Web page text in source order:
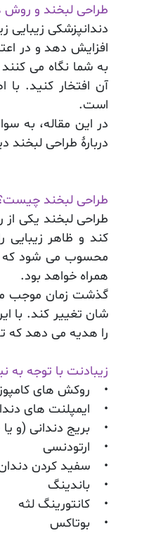
طراحی لبخند و روش
دندانپزشکی زیبایی
افزایش دهد و در
به شما نگاه می
آن افتخار کنید. با
است.
در این مقاله، به
دربارۀ طراحی
طراحی لبخند
طراحی لبخند یکی
کند و ظاهر زیبایی
محسوب می شود که
همراه خواهد بود.
گذشت زمان موجب
شان تغییر کند. با
را هدیه می دهد که
زیبادنتبا توجه به
• روکش های
• ایمپلنت های
• بریج دندانی (و یا
• ارتودنسی
• سفید کردن
• باندینگ
• کانتورینگ لثه
• بوتاکس